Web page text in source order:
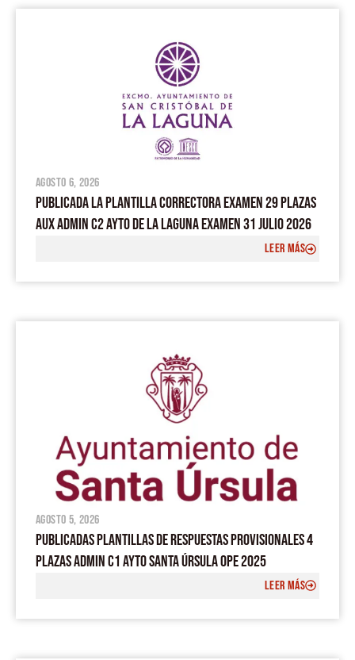
agosto 6, 2026
PUBLICADA LA PLANTILLA CORRECTORA EXAMEN 29 PLAZAS
AUX ADMIN C2 AYTO DE LA LAGUNA EXAMEN 31 JULIO 2026
LEER MÁS
agosto 5, 2026
PUBLICADAS PLANTILLAS DE RESPUESTAS PROVISIONALES 4
PLAZAS ADMIN C1 AYTO SANTA ÚRSULA OPE 2025
LEER MÁS